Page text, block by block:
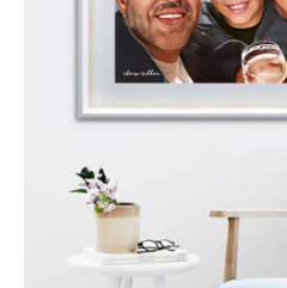
Ilustraciones
Diseño y Publicidad
Spizzico
Fallas
Desayunos
Regalos Comunión